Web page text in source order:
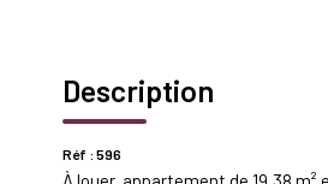
Description
Réf : 596